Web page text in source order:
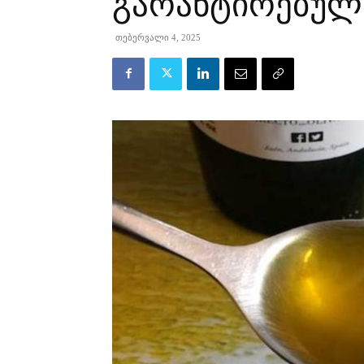
თებერვალი 4, 2025